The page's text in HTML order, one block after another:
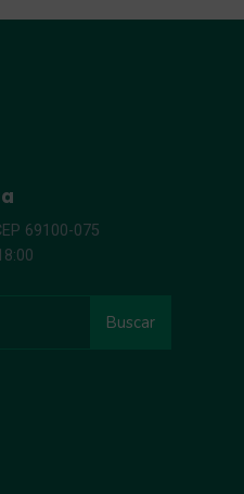
69100-075
Buscar